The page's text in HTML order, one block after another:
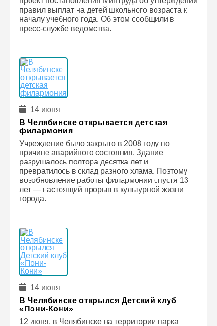
правил выплат на детей школьного возраста к
началу учебного года. Об этом сообщили в
пресс-службе ведомства.
14 июня
В Челябинске открывается детская
филармония
Учреждение было закрыто в 2008 году по
причине аварийного состояния. Здание
разрушалось полтора десятка лет и
превратилось в склад разного хлама. Поэтому
возобновление работы филармонии спустя 13
лет — настоящий прорыв в культурной жизни
города.
14 июня
В Челябинске открылся Детский клуб
«Пони-Кони»
12 июня, в Челябинске на территории парка